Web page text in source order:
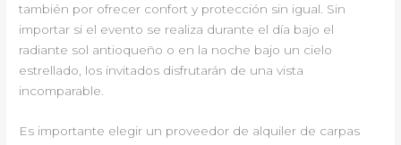
también por ofrecer confort y protección sin igual. Sin
importar si el evento se realiza durante el día bajo el
radiante sol antioqueño o en la noche bajo un cielo
estrellado, los invitados disfrutarán de una vista
incomparable.
Es importante elegir un proveedor de alquiler de carpas